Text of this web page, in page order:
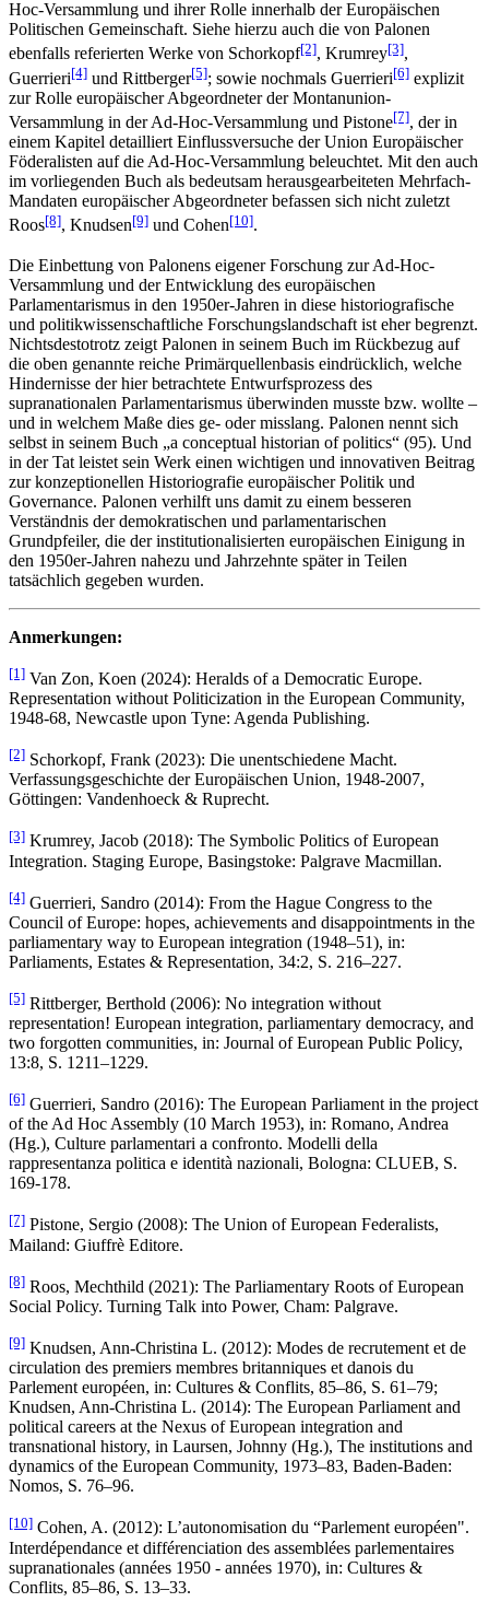
Hoc-Versammlung und ihrer Rolle innerhalb der Europäischen
Politischen Gemeinschaft. Siehe hierzu auch die von Palonen
ebenfalls referierten Werke von Schorkopf[2], Krumrey[3],
Guerrieri[4] und Rittberger[5]; sowie nochmals Guerrieri[6] explizit
zur Rolle europäischer Abgeordneter der Montanunion-
Versammlung in der Ad-Hoc-Versammlung und Pistone[7], der in
einem Kapitel detailliert Einflussversuche der Union Europäischer
Föderalisten auf die Ad-Hoc-Versammlung beleuchtet. Mit den auch
im vorliegenden Buch als bedeutsam herausgearbeiteten Mehrfach-
Mandaten europäischer Abgeordneter befassen sich nicht zuletzt
Roos[8], Knudsen[9] und Cohen[10].
Die Einbettung von Palonens eigener Forschung zur Ad-Hoc-
Versammlung und der Entwicklung des europäischen
Parlamentarismus in den 1950er-Jahren in diese historiografische
und politikwissenschaftliche Forschungslandschaft ist eher begrenzt.
Nichtsdestotrotz zeigt Palonen in seinem Buch im Rückbezug auf
die oben genannte reiche Primärquellenbasis eindrücklich, welche
Hindernisse der hier betrachtete Entwurfsprozess des
supranationalen Parlamentarismus überwinden musste bzw. wollte –
und in welchem Maße dies ge- oder misslang. Palonen nennt sich
selbst in seinem Buch „a conceptual historian of politics“ (95). Und
in der Tat leistet sein Werk einen wichtigen und innovativen Beitrag
zur konzeptionellen Historiografie europäischer Politik und
Governance. Palonen verhilft uns damit zu einem besseren
Verständnis der demokratischen und parlamentarischen
Grundpfeiler, die der institutionalisierten europäischen Einigung in
den 1950er-Jahren nahezu und Jahrzehnte später in Teilen
tatsächlich gegeben wurden.
Anmerkungen:
[1] Van Zon, Koen (2024): Heralds of a Democratic Europe.
Representation without Politicization in the European Community,
1948-68, Newcastle upon Tyne: Agenda Publishing.
[2] Schorkopf, Frank (2023): Die unentschiedene Macht.
Verfassungsgeschichte der Europäischen Union, 1948-2007,
Göttingen: Vandenhoeck & Ruprecht.
[3] Krumrey, Jacob (2018): The Symbolic Politics of European
Integration. Staging Europe, Basingstoke: Palgrave Macmillan.
[4] Guerrieri, Sandro (2014): From the Hague Congress to the
Council of Europe: hopes, achievements and disappointments in the
parliamentary way to European integration (1948–51), in:
Parliaments, Estates & Representation, 34:2, S. 216–227.
[5] Rittberger, Berthold (2006): No integration without
representation! European integration, parliamentary democracy, and
two forgotten communities, in: Journal of European Public Policy,
13:8, S. 1211–1229.
[6] Guerrieri, Sandro (2016): The European Parliament in the project
of the Ad Hoc Assembly (10 March 1953), in: Romano, Andrea
(Hg.), Culture parlamentari a confronto. Modelli della
rappresentanza politica e identità nazionali, Bologna: CLUEB, S.
169-178.
[7] Pistone, Sergio (2008): The Union of European Federalists,
Mailand: Giuffrè Editore.
[8] Roos, Mechthild (2021): The Parliamentary Roots of European
Social Policy. Turning Talk into Power, Cham: Palgrave.
[9] Knudsen, Ann-Christina L. (2012): Modes de recrutement et de
circulation des premiers membres britanniques et danois du
Parlement européen, in: Cultures & Conflits, 85–86, S. 61–79;
Knudsen, Ann-Christina L. (2014): The European Parliament and
political careers at the Nexus of European integration and
transnational history, in Laursen, Johnny (Hg.), The institutions and
dynamics of the European Community, 1973–83, Baden-Baden:
Nomos, S. 76–96.
[10] Cohen, A. (2012): L’autonomisation du “Parlement européen".
Interdépendance et différenciation des assemblées parlementaires
supranationales (années 1950 - années 1970), in: Cultures &
Conflits, 85–86, S. 13–33.